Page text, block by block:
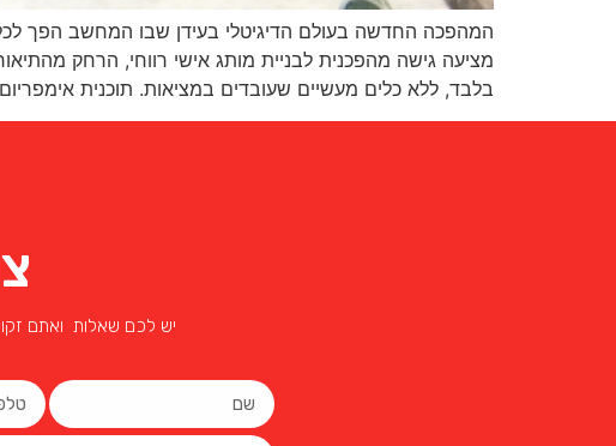
המהפכה החדשה בעולם הדיגיטלי בעידן שבו המחשב הפך
מציעה גישה מהפכנית לבניית מותג אישי רווחי, הרחק
בלבד, ללא כלים מעשיים שעובדים במציאות. תוכנית
יש לכם שאלות ואתם